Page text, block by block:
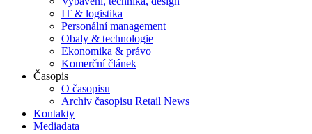
IT & logistika
Personální management
Obaly & technologie
Ekonomika & právo
Komerční článek
Časopis
O časopisu
Archiv časopisu Retail News
Kontakty
Mediadata